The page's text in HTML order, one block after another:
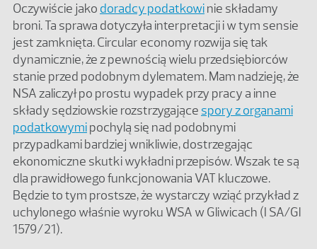
Oczywiście jako doradcy podatkowinie składamy
broni. Ta sprawa dotyczyła interpretacji i w tym sensie
jest zamknięta. Circular economy rozwija się tak
dynamicznie, że z pewnością wielu przedsiębiorców
stanie przed podobnym dylematem. Mam nadzieję, że
NSA zaliczył po prostu wypadek przy pracy a inne
składy sędziowskie rozstrzygające spory z organami
podatkowymipochylą się nad podobnymi
przypadkami bardziej wnikliwie, dostrzegając
ekonomiczne skutki wykładni przepisów. Wszak te są
dla prawidłowego funkcjonowania VAT kluczowe.
Będzie to tym prostsze, że wystarczy wziąć przykład z
uchylonego właśnie wyroku WSA w Gliwicach (I SA/Gl
1579/21).